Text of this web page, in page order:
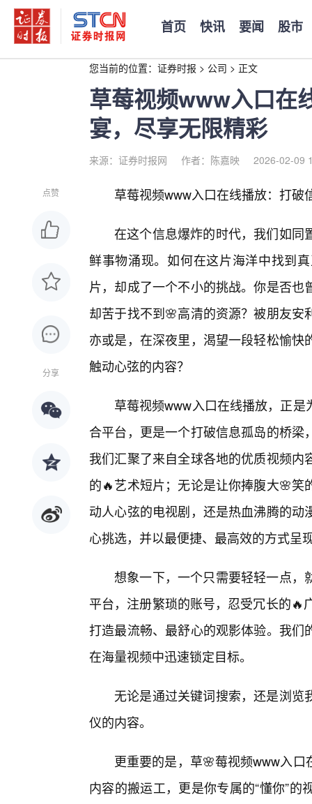
首页 快讯 要闻 股市
您当前的位置： 证券时报 > 公司 > 正文
草莓视频www入口在
宴，尽享无限精彩
来源：证券时报网 作者：陈嘉映 2026-02-09
点赞
分享
草莓视频www入口在线播放：打破
在这个信息爆炸的时代，我们如同
鲜事物涌现。如何在这片海洋中找到
片，却成了一个不小的挑战。你是否
却苦于找不到🌸高清的资源？被朋友
亦或是，在深夜里，渴望一段轻松愉
触动心弦的内容？
草莓视频www入口在线播放，正
合平台，更是一个打破信息孤岛的桥
我们汇聚了来自全球各地的优质视频
的🔥艺术短片；无论是让你捧腹大🌸
动人心弦的电视剧，还是热血沸腾的
心挑选，并以最便捷、最高效的方式呈
想象一下，一个只需要轻轻一点，
平台，注册繁琐的账号，忍受冗长的
打造最流畅、最舒心的观影体验。我
在海量视频中迅速锁定目标。
无论是通过关键词搜索，还是浏
仪的内容。
更重要的是，草🌸莓视频www入
内容的搬运工，更是你专属的“懂你”